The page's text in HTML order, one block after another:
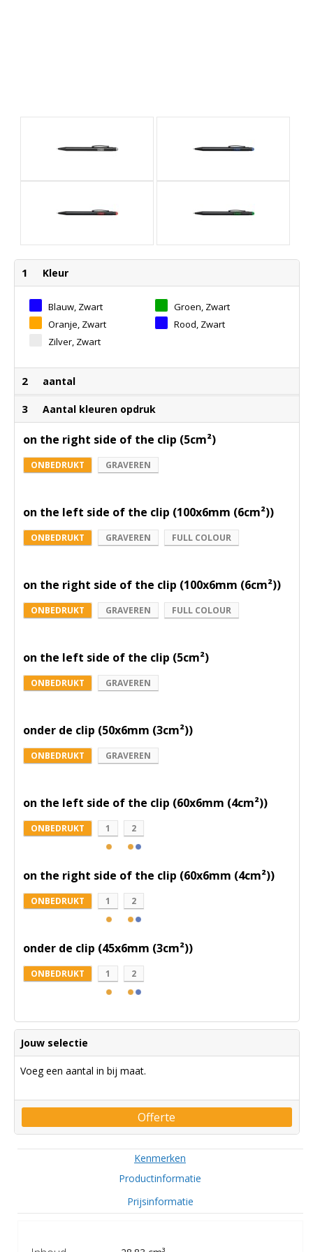
1 Kleur
Blauw, Zwart
Groen, Zwart
Oranje, Zwart
Rood, Zwart
Zilver, Zwart
2 aantal
3 Aantal kleuren opdruk
on the right side of the clip (5cm²)
ONBEDRUKT GRAVEREN
on the left side of the clip (100x6mm (6cm²))
ONBEDRUKT GRAVEREN FULL COLOUR
on the right side of the clip (100x6mm (6cm²))
ONBEDRUKT GRAVEREN FULL COLOUR
on the left side of the clip (5cm²)
ONBEDRUKT GRAVEREN
onder de clip (50x6mm (3cm²))
ONBEDRUKT GRAVEREN
on the left side of the clip (60x6mm (4cm²))
ONBEDRUKT 1 2
on the right side of the clip (60x6mm (4cm²))
ONBEDRUKT 1 2
onder de clip (45x6mm (3cm²))
ONBEDRUKT 1 2
Jouw selectie
Voeg een aantal in bij maat.
Offerte
Kenmerken
Productinformatie
Prijsinformatie